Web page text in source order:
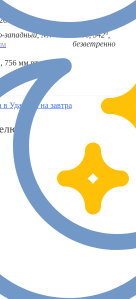
западный, NNW
1 м/с, 342°,
безветренно
756 мм.рт.ст
в Удачном на завтра